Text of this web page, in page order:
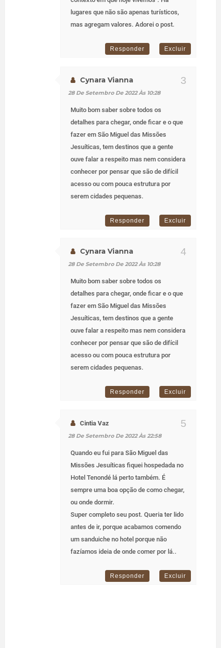
lugares que não são apenas turísticos,
mas agregam valores. Adorei o post.
Responder Excluir
Cynara Vianna
28 De Setembro De 2022 Às 10:28
Muito bom saber sobre todos os
detalhes para chegar, onde ficar e o que
fazer em São Miguel das Missões
Jesuíticas, tem destinos que a gente
ouve falar a respeito mas nem considera
conhecer por pensar que são de difícil
acesso ou com pouca estrutura por
serem cidades pequenas.
Responder Excluir
Cynara Vianna
28 De Setembro De 2022 Às 10:28
Muito bom saber sobre todos os
detalhes para chegar, onde ficar e o que
fazer em São Miguel das Missões
Jesuíticas, tem destinos que a gente
ouve falar a respeito mas nem considera
conhecer por pensar que são de difícil
acesso ou com pouca estrutura por
serem cidades pequenas.
Responder Excluir
Cintia Vaz
28 De Setembro De 2022 Às 22:58
Quando eu fui para São Miguel das
Missões Jesuíticas fiquei hospedada no
Hotel Tenondé lá perto também. É
sempre uma boa opção de como chegar,
ou onde dormir.
Super completo seu post. Queria ter lido
antes de ir, porque acabamos comendo
um sanduiche no hotel porque não
fazíamos ideia de onde comer por lá..
Responder Excluir